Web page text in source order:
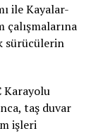
ile Kayalar-
çalışmalarına
sürücülerin
Karayolu
taş duvar
işleri